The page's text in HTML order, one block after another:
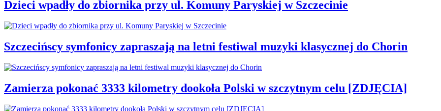
Dzieci wpadły do zbiornika przy ul. Komuny Paryskiej w Szczecinie
Szczecińscy symfonicy zapraszają na letni festiwal muzyki klasycznej do Chorin
Zamierza pokonać 3333 kilometry dookoła Polski w szczytnym celu [ZDJĘCIA]